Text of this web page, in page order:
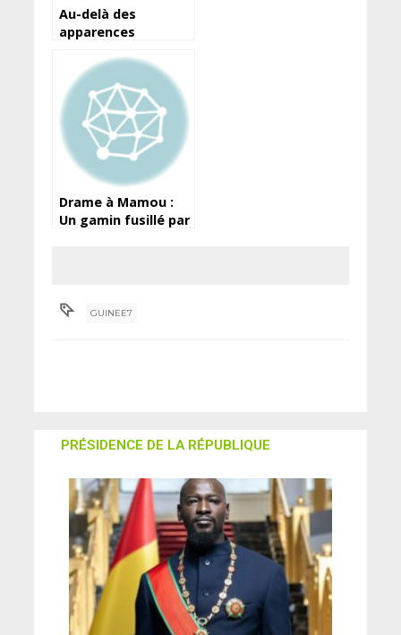
Au-delà des
apparences
Souleymane Kéita)
Drame à Mamou :
Un gamin fusillé par
GUINEE7
PRÉSIDENCE DE LA RÉPUBLIQUE